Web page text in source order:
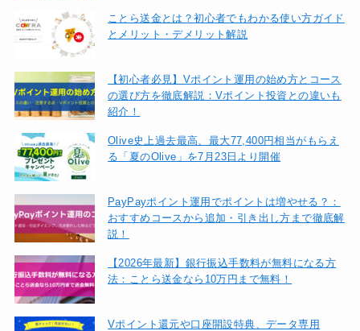
ことら送金とは？初心者でもわかる使い方ガイド
とメリット・デメリット解説
【初心者必見】Vポイント運用の始め方とコース
の選び方を徹底解説：Vポイント投資との違いも
紹介！
Olive史上過去最高、最大77,400円相当がもらえ
る「夏のOlive」を7月23日より開催
PayPayポイント運用でポイントは増やせる？：
おすすめコースから追加・引き出し方まで徹底解
説！
【2026年最新】銀行振込手数料が無料になる方
法：ことら送金なら10万円まで無料！
Vポイント還元や口座開設特典、データ専用